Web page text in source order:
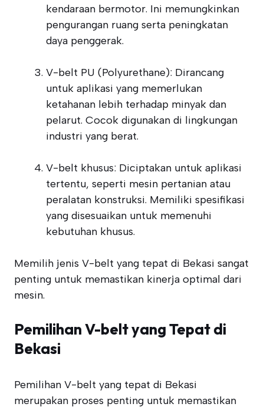
kendaraan bermotor. Ini memungkinkan
pengurangan ruang serta peningkatan
daya penggerak.
V-belt PU (Polyurethane): Dirancang
untuk aplikasi yang memerlukan
ketahanan lebih terhadap minyak dan
pelarut. Cocok digunakan di lingkungan
industri yang berat.
V-belt khusus: Diciptakan untuk aplikasi
tertentu, seperti mesin pertanian atau
peralatan konstruksi. Memiliki spesifikasi
yang disesuaikan untuk memenuhi
kebutuhan khusus.
Memilih jenis V-belt yang tepat di Bekasi sangat
penting untuk memastikan kinerja optimal dari
mesin.
Pemilihan V-belt yang Tepat di
Bekasi
Pemilihan V-belt yang tepat di Bekasi
merupakan proses penting untuk memastikan